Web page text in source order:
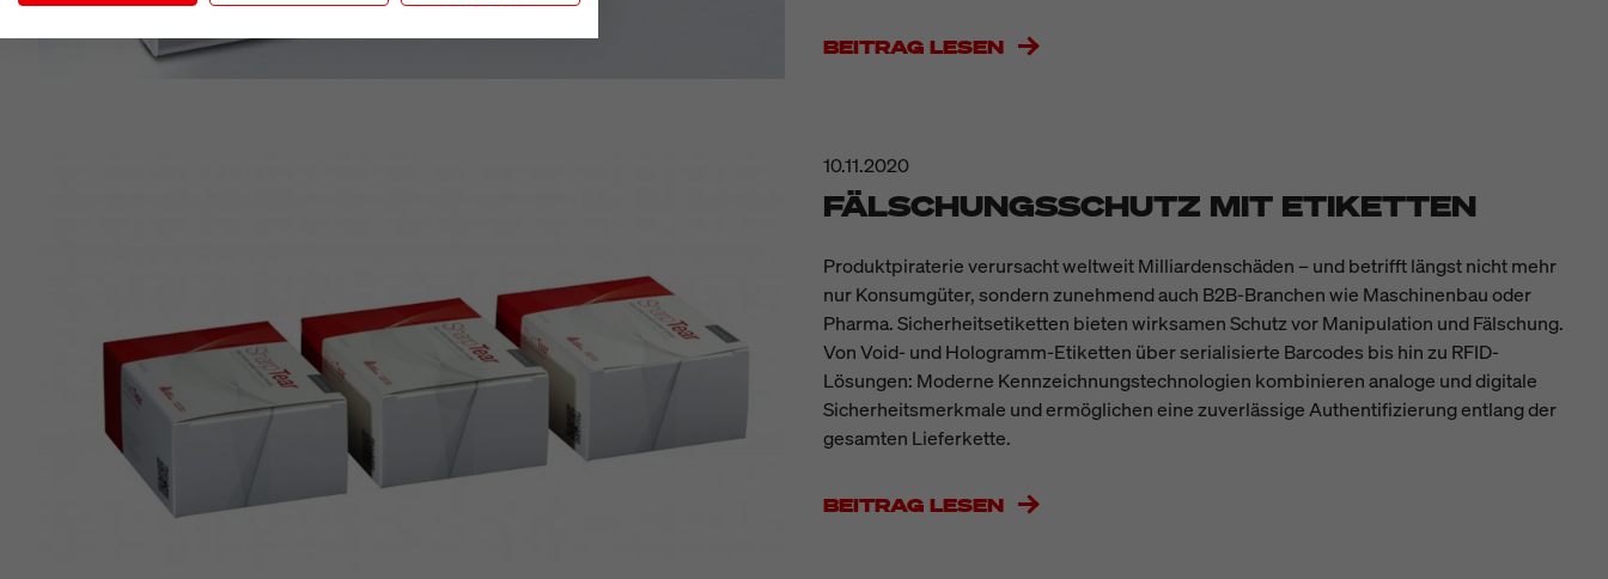
BEITRAG LESEN
10.11.2020
FÄLSCHUNGSSCHUTZ MIT ETIKETTEN
Produktpiraterie verursacht weltweit Milliardenschäden – und betrifft längst nicht mehr
nur Konsumgüter, sondern zunehmend auch B2B-Branchen wie Maschinenbau oder
Pharma. Sicherheitsetiketten bieten wirksamen Schutz vor Manipulation und Fälschung.
Von Void- und Hologramm-Etiketten über serialisierte Barcodes bis hin zu RFID-
Lösungen: Moderne Kennzeichnungstechnologien kombinieren analoge und digitale
Sicherheitsmerkmale und ermöglichen eine zuverlässige Authentifizierung entlang der
gesamten Lieferkette.
BEITRAG LESEN